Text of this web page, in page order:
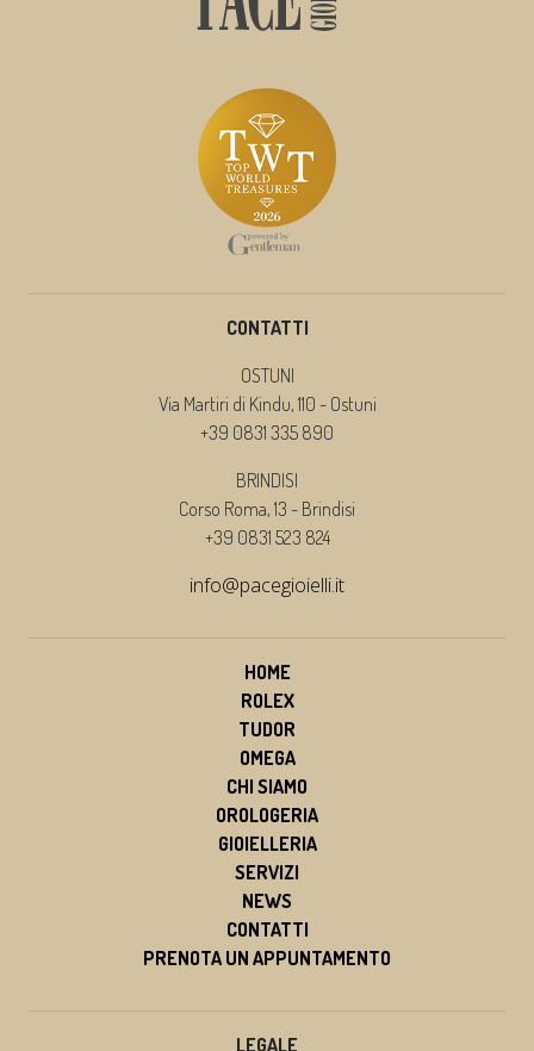
CONTATTI
OSTUNI
Via Martiri di Kindu, 110 - Ostuni
+39 0831 335 890
BRINDISI
Corso Roma, 13 - Brindisi
+39 0831 523 824
info@pacegioielli.it
HOME
ROLEX
TUDOR
OMEGA
CHI SIAMO
OROLOGERIA
GIOIELLERIA
SERVIZI
NEWS
CONTATTI
PRENOTA UN APPUNTAMENTO
LEGALE